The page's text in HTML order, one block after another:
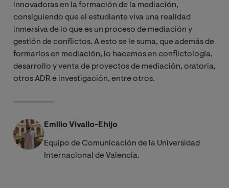
innovadoras en la formación de la mediación,
consiguiendo que el estudiante viva una realidad
inmersiva de lo que es un proceso de mediación y
gestión de conflictos. A esto se le suma, que además de
formarlos en mediación, lo hacemos en conflictología,
desarrollo y venta de proyectos de mediación, oratoria,
otros ADR e investigación, entre otros.
Emilio Vivallo-Ehijo
Equipo de Comunicación de la Universidad
Internacional de Valencia.